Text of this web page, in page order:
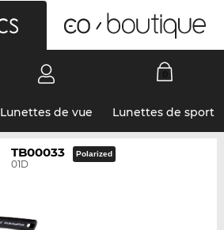
Lunettes de vue Lunettes de sport
TB00033
01D
Polarized